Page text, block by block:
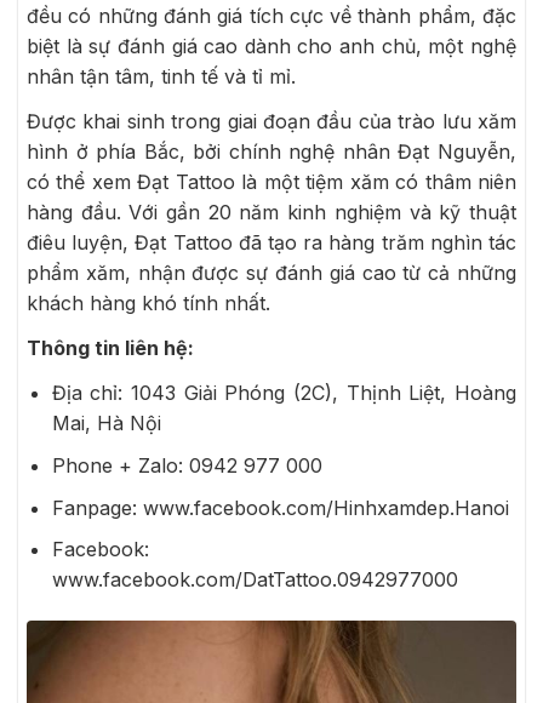
đều có những đánh giá tích cực về thành phẩm, đặc
biệt là sự đánh giá cao dành cho anh chủ, một nghệ
nhân tận tâm, tinh tế và tỉ mỉ.
Được khai sinh trong giai đoạn đầu của trào lưu xăm
hình ở phía Bắc, bởi chính nghệ nhân Đạt Nguyễn,
có thể xem Đạt Tattoo là một tiệm xăm có thâm niên
hàng đầu. Với gần 20 năm kinh nghiệm và kỹ thuật
điêu luyện, Đạt Tattoo đã tạo ra hàng trăm nghìn tác
phẩm xăm, nhận được sự đánh giá cao từ cả những
khách hàng khó tính nhất.
Thông tin liên hệ:
Địa chỉ: 1043 Giải Phóng (2C), Thịnh Liệt, Hoàng
Mai, Hà Nội
Phone + Zalo: 0942 977 000
Fanpage: www.facebook.com/Hinhxamdep.Hanoi
Facebook:
www.facebook.com/DatTattoo.0942977000